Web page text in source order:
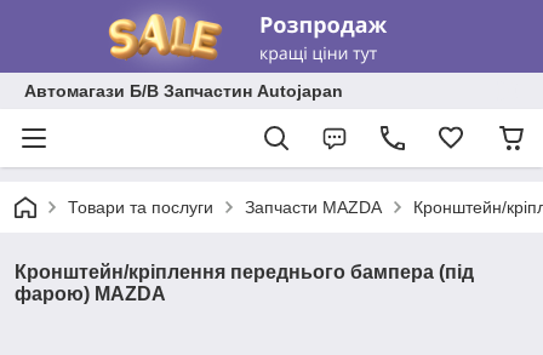
Автомагази Б/В Запчастин Autojapan
Товари та послуги Запчасти MAZDA Кронштейн/
Кронштейн/кріплення переднього бампера (під
фарою) MAZDA